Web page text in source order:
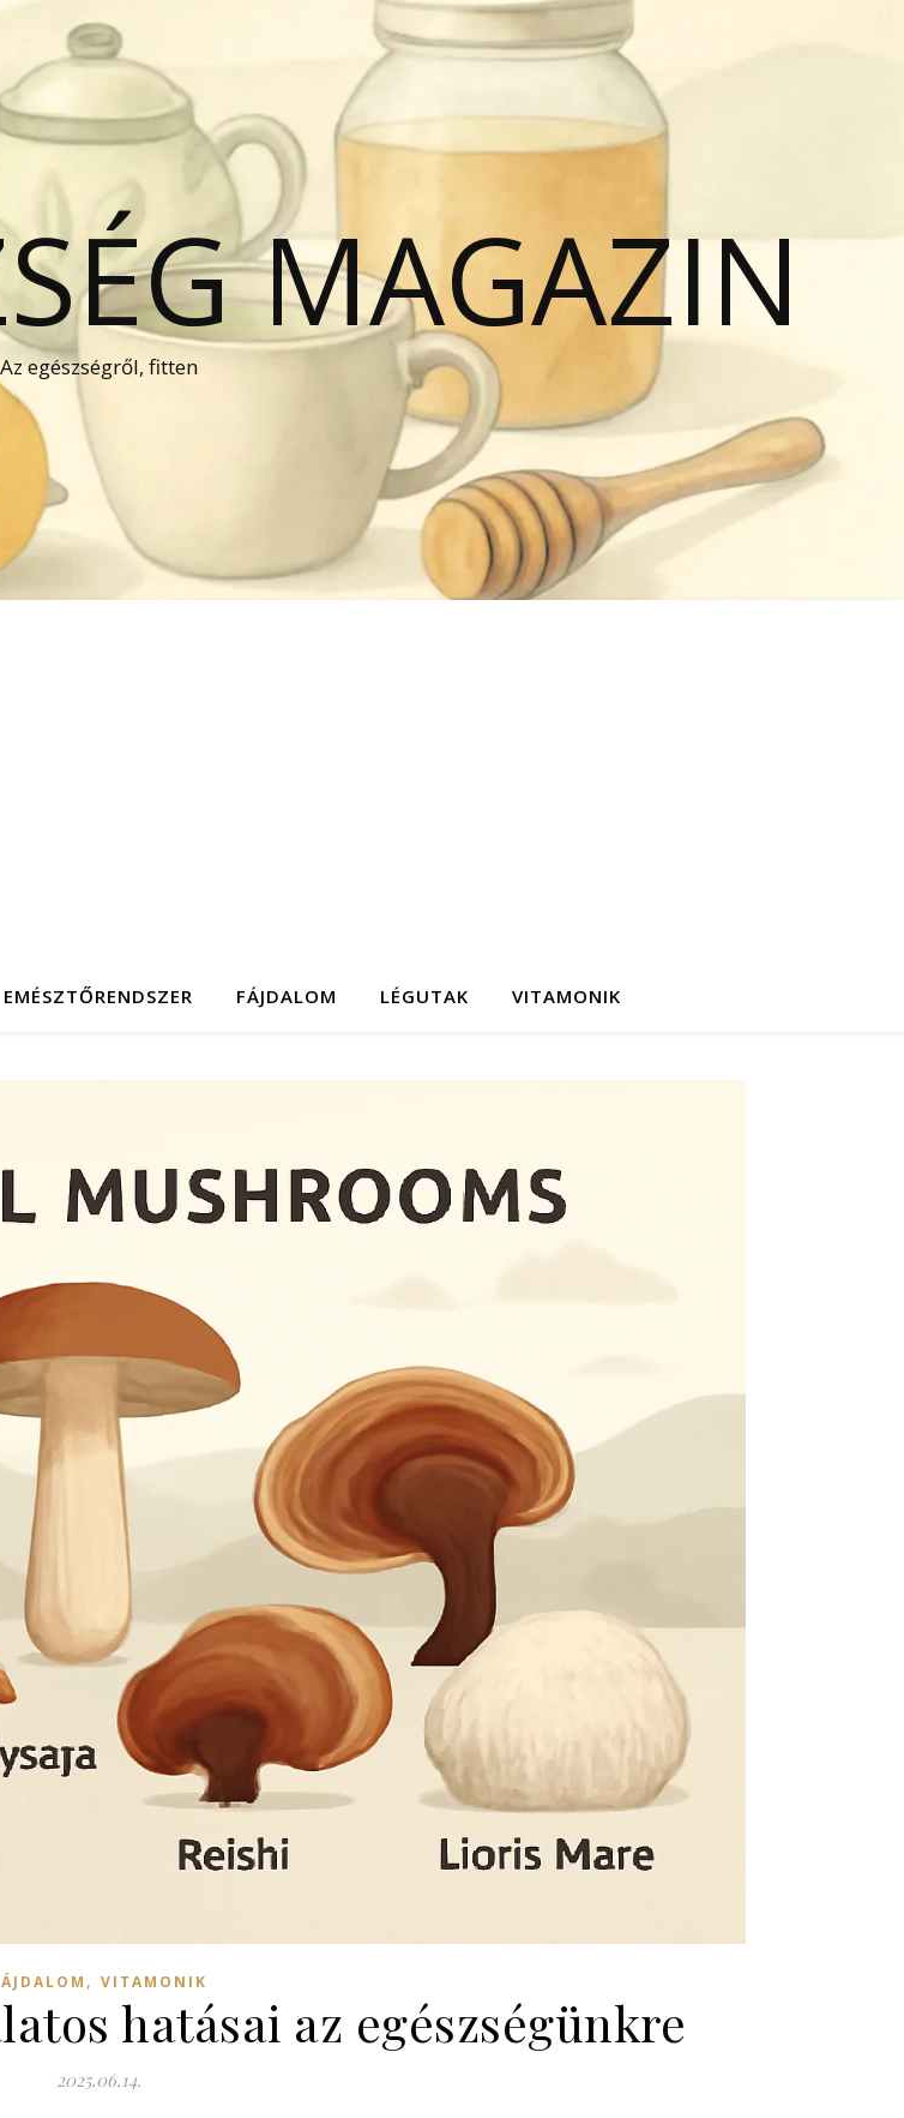
MAGAZIN
Az egészségről, fitten
EMÉSZTŐRENDSZER FÁJDALOM LÉGUTAK VITAMONIK
, VITAMONIK
hatásai az egészségünkre
2025.06.14.